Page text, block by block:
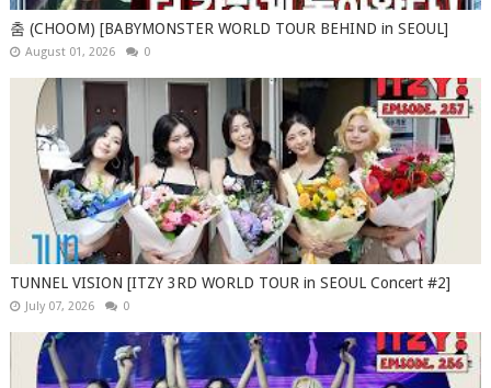
춤 (CHOOM) [BABYMONSTER WORLD TOUR BEHIND in SEOUL]
August 01, 2026 0
TUNNEL VISION [ITZY 3RD WORLD TOUR in SEOUL Concert #2]
July 07, 2026 0